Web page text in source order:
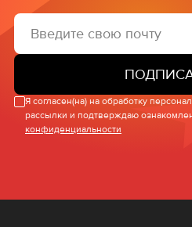
Я согласен(на) на обработку
рассылки и подтверждаю
конфиденциальности